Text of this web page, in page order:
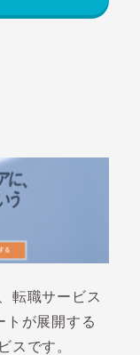
転職サービス
が展開する
スです。